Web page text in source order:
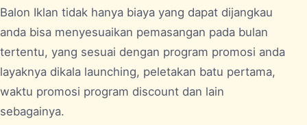
Balon Iklan tidak hanya biaya yang dapat dijangkau
anda bisa menyesuaikan pemasangan pada bulan
tertentu, yang sesuai dengan program promosi anda
layaknya dikala launching, peletakan batu pertama,
waktu promosi program discount dan lain
sebagainya.